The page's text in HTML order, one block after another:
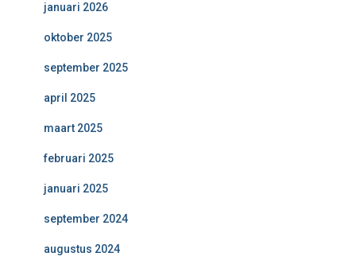
januari 2026
oktober 2025
september 2025
april 2025
maart 2025
februari 2025
januari 2025
september 2024
augustus 2024